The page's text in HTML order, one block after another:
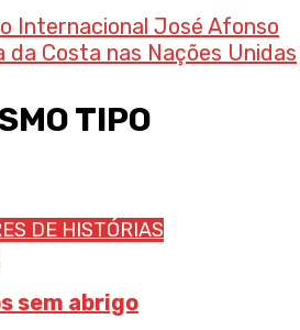
Internacional José Afonso
da Costa nas Nações Unidas
TIPO
DE HISTÓRIAS
sem abrigo